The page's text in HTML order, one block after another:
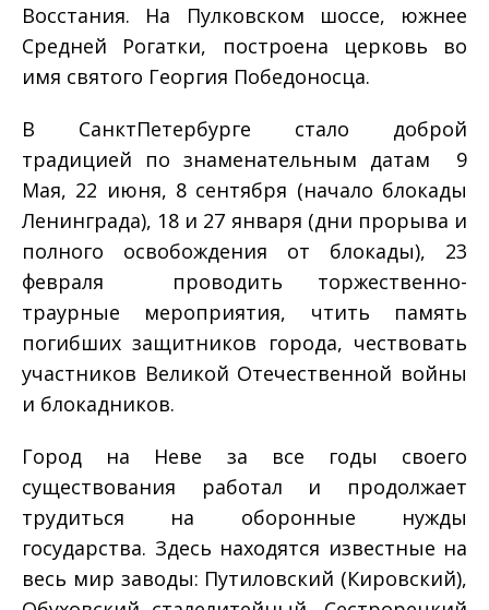
Восстания. На Пулковском шоссе, южнее
Средней Рогатки, построена церковь во
имя святого Георгия Победоносца.
В Санкт­Петербурге стало доброй
традицией по знаменательным датам ­ 9
Мая, 22 июня, 8 сентября (начало блокады
Ленинграда), 18 и 27 января (дни прорыва и
полного освобождения от блокады), 23
февраля ­ проводить торжественно­
траурные мероприятия, чтить память
погибших защитников города, чествовать
участников Великой Отечественной войны
и блокадников.
Город на Неве за все годы своего
существования работал и продолжает
трудиться на оборонные нужды
государства. Здесь находятся известные на
весь мир заводы: Путиловский (Кировский),